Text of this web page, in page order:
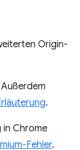
Origin-
.
in Chrome
Fehler.